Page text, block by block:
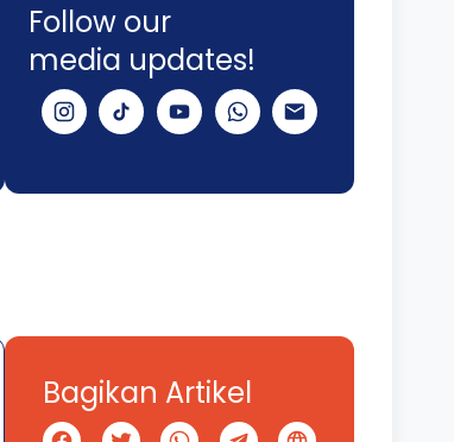
Follow our
media updates!
Bagikan Artikel